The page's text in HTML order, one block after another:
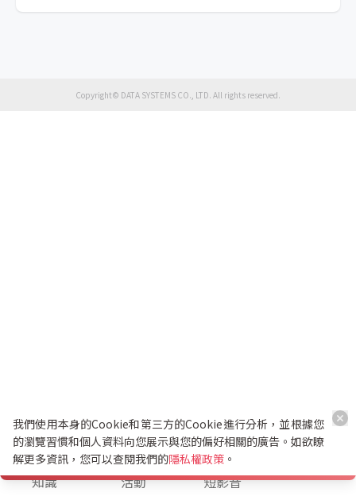
Copyright© DATA SYSTEMS CO., LTD. All rights reserved.
知識 活動 短影音
K幣兌換
我們使用本身的Cookie和第三方的Cookie進行分析，並根據您
的瀏覽習慣和個人資料向您展示與您的偏好相關的廣告。如欲瞭
解更多資訊，您可以查閱我們的隱私權政策 。